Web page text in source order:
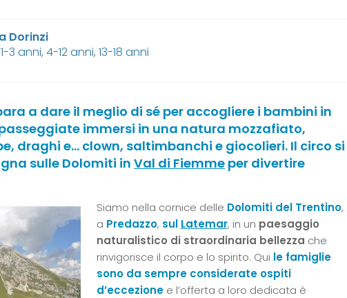
Dorinzi
1-3 anni, 4-12 anni, 13-18 anni
a dare il meglio di sé per accogliere i bambini in
immersi in una natura mozzafiato,
draghi e… clown, saltimbanchi e giocolieri. Il circo si
sulle Dolomiti in Val di Fiemme per divertire
Siamo nella cornice delle Dolomiti del Trentino,
a Predazzo, sul Latemar, in un paesaggio
naturalistico di straordinaria bellezza che
rinvigorisce il corpo e lo spirito. Qui le famiglie
sono da sempre considerate ospiti
d’eccezionee l’offerta a loro dedicata è